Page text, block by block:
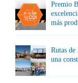
Premio
más
Rutas
una